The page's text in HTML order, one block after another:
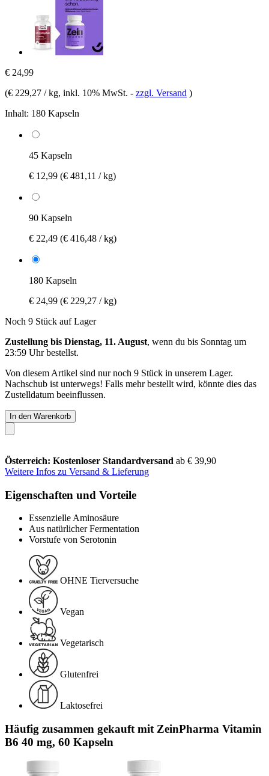
€ 24,99
(€ 229,27 / kg, inkl. 10% MwSt. - zzgl. Versand )
Inhalt: 180 Kapseln
45 Kapseln
€ 12,99 (€ 481,11 / kg)
90 Kapseln
€ 22,49 (€ 416,48 / kg)
180 Kapseln
€ 24,99 (€ 229,27 / kg)
Noch 9 Stück auf Lager
Zustellung bis Dienstag, 11. August, wenn du bis Sonntag um
23:59 Uhrbestellst.
Von diesem Artikel sind nur noch 9 Stück in unserem Lager.
Nachschub ist unterwegs! Falls mehr bestellt wird, könnte dies das
Zustelldatum beeinflussen.
In den Warenkorb
Österreich: Kostenloser Standardversand ab € 39,90
Weitere Infos zu Versand & Lieferung
Eigenschaften und Vorteile
Essenzielle Aminosäure
Aus natürlicher Fermentation
Vorstufe von Serotonin
OHNE Tierversuche
Vegan
Vegetarisch
Glutenfrei
Laktosefrei
Häufig zusammen gekauft mit ZeinPharma Vitamin
B6 40 mg, 60 Kapseln